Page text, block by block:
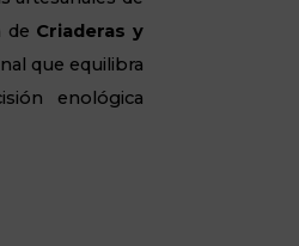
de Criaderas y
que equilibra
enológica